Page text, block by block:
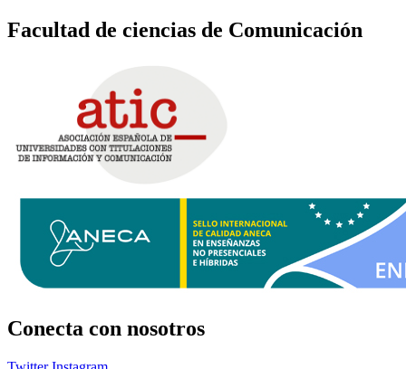
Facultad de ciencias de Comunicación
Conecta con nosotros